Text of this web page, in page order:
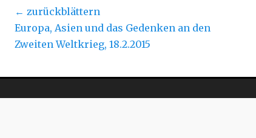
e
n
W
r
e
e
e
n
W
r
e
e
Beitragsnavigation
← zurückblättern
Vorheriger
Beitrag:
Europa, Asien und das Gedenken an den
Zweiten Weltkrieg, 18.2.2015